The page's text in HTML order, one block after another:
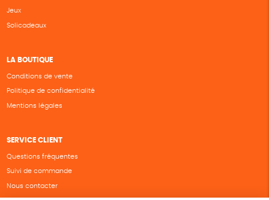
Jeux
Solicadeaux
LA BOUTIQUE
Conditions de vente
Politique de confidentialité
Mentions légales
SERVICE CLIENT
Questions fréquentes
Suivi de commande
Nous contacter